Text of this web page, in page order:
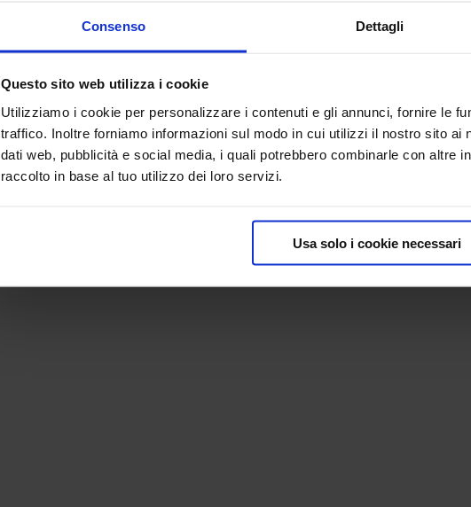
Consenso Dettagli
Questo sito web utilizza i cookie
Utilizziamo i cookie per personalizzare i contenuti e gli annunci, fornire le
traffico. Inoltre forniamo informazioni sul modo in cui utilizzi il nostro sito ai
dati web, pubblicità e social media, i quali potrebbero combinarle con altre
raccolto in base al tuo utilizzo dei loro servizi.
Usa solo i cookie necessari